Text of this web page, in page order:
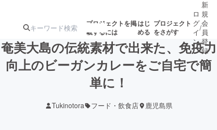
プロジェクトを掲
載するには
はじ
める
プロジェクト
をさがす
注目の新着プロ
募集終了が近いプ
ロ
グ
イ
ン
/
新
規
会
員
登
録
奄美大島の伝統素材で出来た、免疫力
向上のビーガンカレーをご自宅で簡
単に！
Tukinotora フード・飲食店 鹿児島県